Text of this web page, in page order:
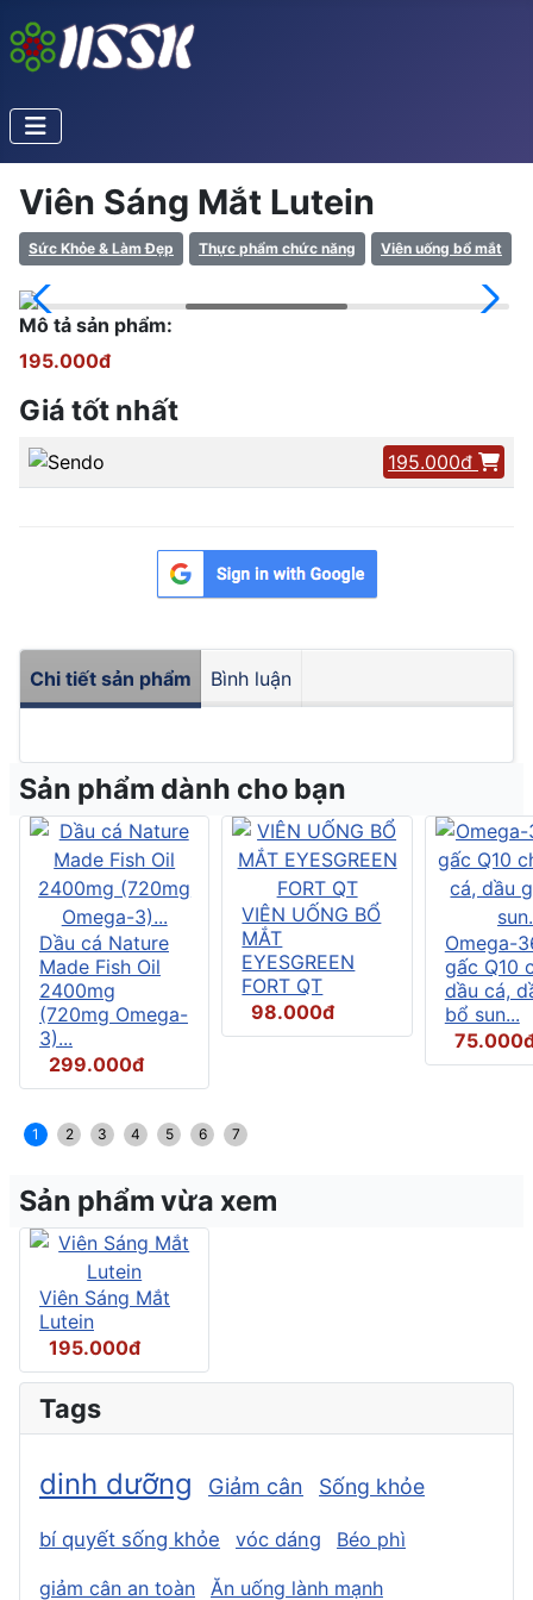
Viên Sáng Mắt Lutein
Sức Khỏe & Làm Đẹp Thực phẩm chức năng Viên uống bổ mắt
Mô tả sản phẩm:
195.000đ
Giá tốt nhất
195.000đ
Chi tiết sản phẩm Bình luận
Sản phẩm dành cho bạn
Dầu cá Nature
Made Fish Oil
2400mg
(720mg Omega-
3)...
299.000đ
VIÊN UỐNG BỔ
MẮT
EYESGREEN
FORT QT
98.000đ
Omega-
gấc Q10
dầu cá,
bổ sun...
1 2 3 4 5 6 7
Sản phẩm vừa xem
Viên Sáng Mắt
Lutein
195.000đ
Tags
dinh dưỡng Giảm cân Sống khỏe
bí quyết sống khỏe vóc dáng Béo phì
giảm cân an toàn
Ăn uống lành mạnh